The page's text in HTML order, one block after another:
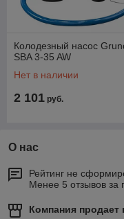
Колодезный насос
SBA 3-35 AW
Нет в наличии
2 101 руб.
О нас
Рейтинг не
Менее 5 отзывов за
Компания продает